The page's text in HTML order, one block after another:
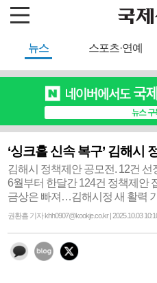
뉴스 스포츠·연예
‘싱크홀 신속 복구’ 김해시
김해시 정책제안 공모전. 12건 선
6월부터 한달간 124건 정책제안
금상은 빠져…김해시정 새 활력
권환흠 기자 khh0907@kookje.co.kr | 2025.10.03